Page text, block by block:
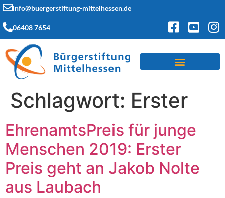
info@buergerstiftung-mittelhessen.de
06408 7654
Schlagwort: Erster
EhrenamtsPreis für junge
Menschen 2019: Erster
Preis geht an Jakob Nolte
aus Laubach